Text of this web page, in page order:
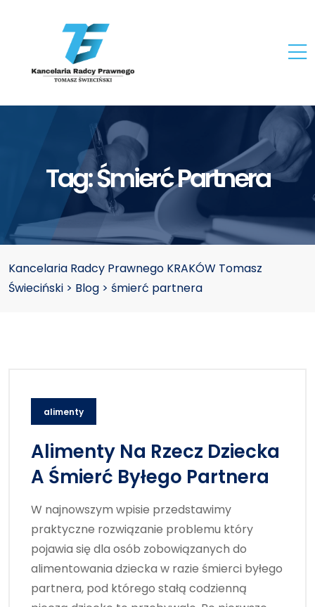
Tag:Śmierć Partnera
Kancelaria Radcy Prawnego KRAKÓW Tomasz
Świeciński > Blog > śmierć partnera
alimenty
Alimenty Na Rzecz Dziecka
A Śmierć Byłego Partnera
W najnowszym wpisie przedstawimy
praktyczne rozwiązanie problemu który
pojawia się dla osób zobowiązanych do
alimentowania dziecka w razie śmierci byłego
partnera, pod którego stałą codzienną